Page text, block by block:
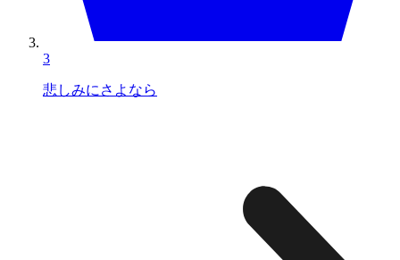
3
悲しみにさよなら